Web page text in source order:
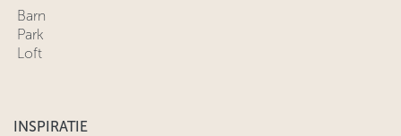
Barn
Park
Loft
INSPIRATIE